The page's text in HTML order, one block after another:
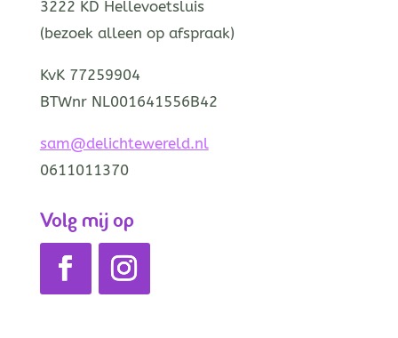
3222 KD Hellevoetsluis
(bezoek alleen op afspraak)
KvK 77259904
BTWnr NL001641556B42
sam@delichtewereld.nl
0611011370
Volg mij op